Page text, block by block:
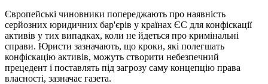
Європейські чиновники попереджають про наявність
серйозних юридичних бар'єрів у країнах ЄС для конфіскації
активів у тих випадках, коли не йдеться про кримінальні
справи. Юристи зазначають, що кроки, які полегшать
конфіскацію активів, можуть створити небезпечний
прецедент і поставлять під загрозу саму концепцію права
власності, зазначає газета.